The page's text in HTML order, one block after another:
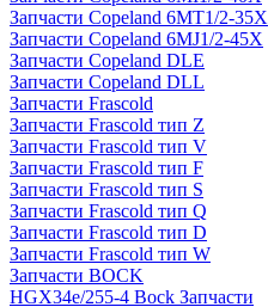
Запчасти Copeland 6MT1/2-35X
Запчасти Copeland 6MJ1/2-45X
Запчасти Copeland DLE
Запчасти Copeland DLL
Запчасти Frascold
Запчасти Frascold тип Z
Запчасти Frascold тип V
Запчасти Frascold тип F
Запчасти Frascold тип S
Запчасти Frascold тип Q
Запчасти Frascold тип D
Запчасти Frascold тип W
Запчасти BOCK
HGX34e/255-4 Bock Запчасти